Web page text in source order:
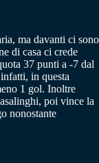
ma davanti ci sono
di casa ci crede
37 punti a -7 dal
in questa
1 gol. Inoltre
poi vince la
nonostante